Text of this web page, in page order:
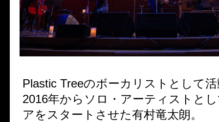
Plastic Treeのボーカリストとして
2016年からソロ・アーティストと
アをスタートさせた有村竜太朗。